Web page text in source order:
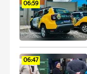
06:59
06:47